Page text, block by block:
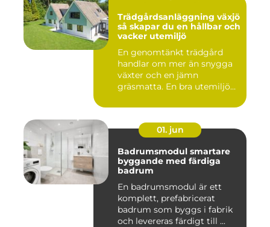
Trädgårdsanläggning växjö
så skapar du en hållbar och
vacker utemiljö
En genomtänkt trädgård
handlar om mer än snygga
växter och en jämn
gräsmatta. En bra utemiljö
01. jun
Badrumsmodul smartare
byggande med färdiga
badrum
En badrumsmodul är ett
komplett, prefabricerat
badrum som byggs i fabrik
och levereras färdigt till ...